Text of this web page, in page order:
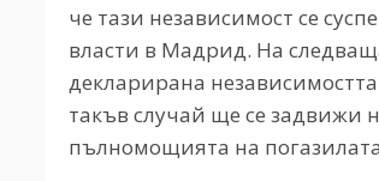
че тази независимост се
власти в Мадрид. На
декларирана
такъв случай ще се задвижи
пълномощията на